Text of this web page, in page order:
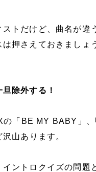
トだけど、曲名が違
押さえておきましょ
除外する！
「BE MY BABY」、
山あります。
ントロクイズの問題